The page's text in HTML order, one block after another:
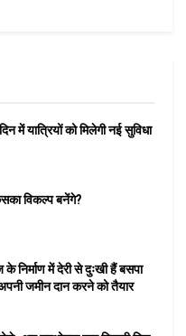
में यात्रियों को मिलेगी नई सुविधा
विकल्प बनेंगे?
निर्माण में देरी से दुःखी हैं बसपा
जमीन दान करने को तैयार